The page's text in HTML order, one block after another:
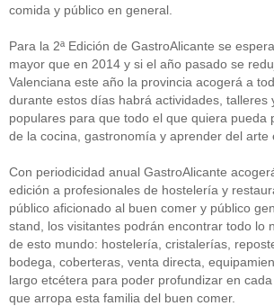
comida y público en general.
Para la 2ª Edición de GastroAlicante se
mayor que en 2014 y si el año pasado se
Valenciana este año la provincia acogerá a
durante estos días habrá actividades, talleres
populares para que todo el que quiera pueda
de la cocina, gastronomía y aprender del arte
Con periodicidad anual GastroAlicante
edición a profesionales de hostelería y
público aficionado al buen comer y público
stand, los visitantes podrán encontrar todo lo
de esto mundo: hostelería, cristalerías,
bodega, coberteras, venta directa,
largo etcétera para poder profundizar en
que arropa esta familia del buen comer.